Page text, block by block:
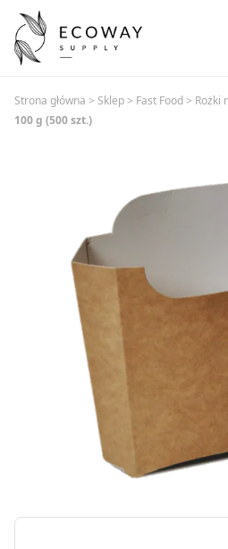
Strona główna > Sklep> Fast Food> Rożki
100 g (500 szt.)